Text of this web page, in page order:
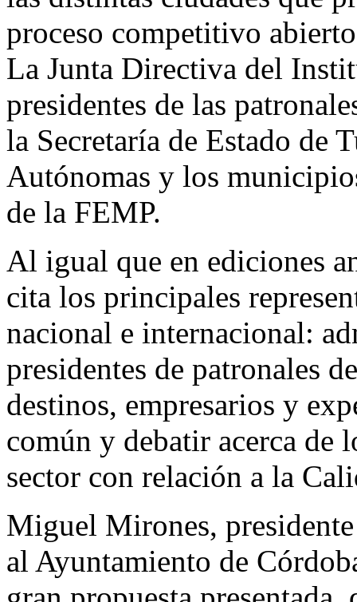
proceso competitivo
La Junta Directiva del
presidentes de las
la Secretaría de Estado de
Autónomas y los
de la FEMP.
Al igual que en ediciones
cita los principales
nacional e internacional:
presidentes de patronales
destinos, empresarios y
común y debatir acerca de
sector con relación a la
Miguel Mirones,
al Ayuntamiento de